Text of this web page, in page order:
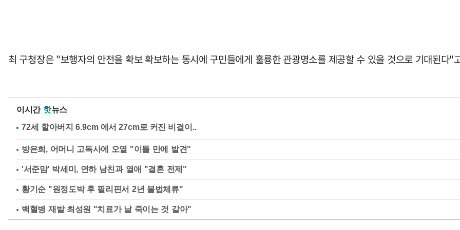
최 구청장은 "보행자의 안전을 확보 확보하는 동시에 구민들에게 훌륭한 관광명소를 제공할 수 있을 것으로 기대된다"
이시간 핫뉴스
방은희, 어머니 고독사에 오열 "이틀 만에 발견"
'서준맘' 박세미, 연하 남친과 열애 "결혼 전제"
황기순 "원정도박 후 필리핀서 2년 불법체류"
백혈병 재발 최성원 "치료가 날 죽이는 것 같아"